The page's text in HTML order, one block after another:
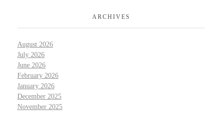
ARCHIVES
August 2026
July 2026
June 2026
February 2026
January 2026
December 2025
November 2025